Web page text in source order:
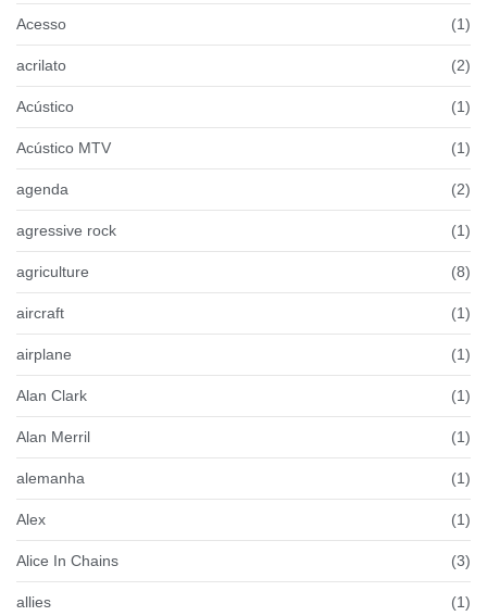
Acesso (1)
acrilato (2)
Acústico (1)
Acústico MTV (1)
agenda (2)
agressive rock (1)
agriculture (8)
aircraft (1)
airplane (1)
Alan Clark (1)
Alan Merril (1)
alemanha (1)
Alex (1)
Alice In Chains (3)
allies (1)